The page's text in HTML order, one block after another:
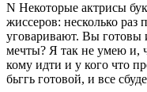
N Некоторые актрисы
жиссеров: несколько раз
уговаривают. Вы готовы
мечты? Я так не умею и,
кому идти и у кого что
бьггь готовой, и все